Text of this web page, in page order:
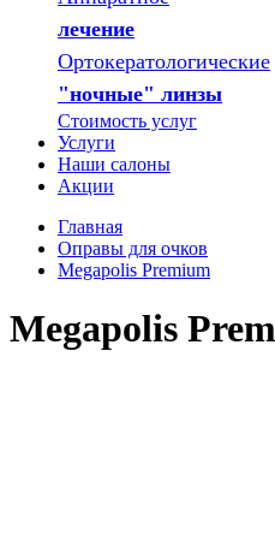
лечение
Ортокератологические
"ночные" линзы
Стоимость услуг
Услуги
Наши салоны
Акции
Главная
Оправы для очков
Megapolis Premium
Megapolis